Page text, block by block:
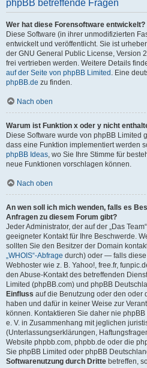
phpBB betreffende Fragen
Wer hat diese Forensoftware entwickelt?
Diese Software (in ihrer unmodifizierten
entwickelt und veröffentlicht. Sie ist
der GNU General Public License, Version
frei vertrieben werden. Weitere Details
auf der Seite von phpBB Limited . Eine
phpBB.de zu finden.
Nach oben
Warum ist Funktion x oder y nicht
Diese Software wurde von phpBB Limited
dass eine Funktion implementiert werden
phpBB Ideas, wo Sie Ihre Stimme für
neue Funktionen vorschlagen können.
Nach oben
An wen soll ich mich wenden, falls es
Anfragen zu diesem Forum gibt?
Jeder Administrator, der auf der „Das
geeigneter Kontakt für Ihre Beschwerde.
sollten Sie den Besitzer der Domain
„WHOIS“-Abfrage durch) oder — falls
Webhoster wie z. B. Yahoo!, free.fr,
den Abuse-Kontakt des betreffenden
Limited (phpBB.com) und phpBB
Einfluss auf die Benutzung oder den oder
haben und dafür in keiner Weise zur
können. Kontaktieren Sie daher nie
e. V. in Zusammenhang mit jeglichen
(Unterlassungserklärungen,
Website phpbb.com, phpbb.de oder die
Sie phpBB Limited oder phpBB
Softwarenutzung durch Dritte betreffen,